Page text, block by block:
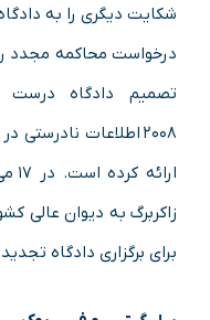
شکایت دیگری را به
درخواست محاکمه مجدد
تصمیم دادگاه
۲۰۰۸ اطلاعات
زاکربرگ به دیوان عالی
برای برگزاری دادگاه